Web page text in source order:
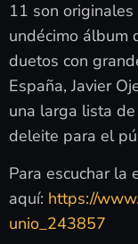
11 son
undécimo álbum
duetos con
España, Javier
una larga lista
deleite para el
Para escuchar la
aquí: https://
unio_243857